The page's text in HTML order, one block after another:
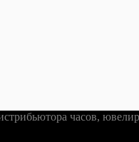
часов,